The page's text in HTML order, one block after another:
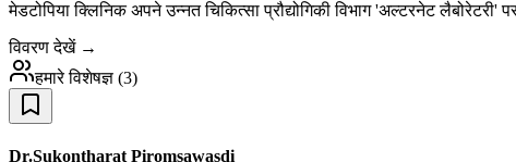
मेडटोपिया क्लिनिक अपने उन्नत चिकित्सा प्रौद्योगिकी विभाग 'अल्टरनेट लैबोरेटरी'
विवरण देखें →
हमारे विशेषज्ञ (3)
Dr.Sukontharat Piromsawasdi